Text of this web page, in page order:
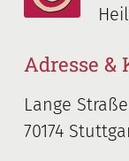
Adresse &
Lange Straße
70174